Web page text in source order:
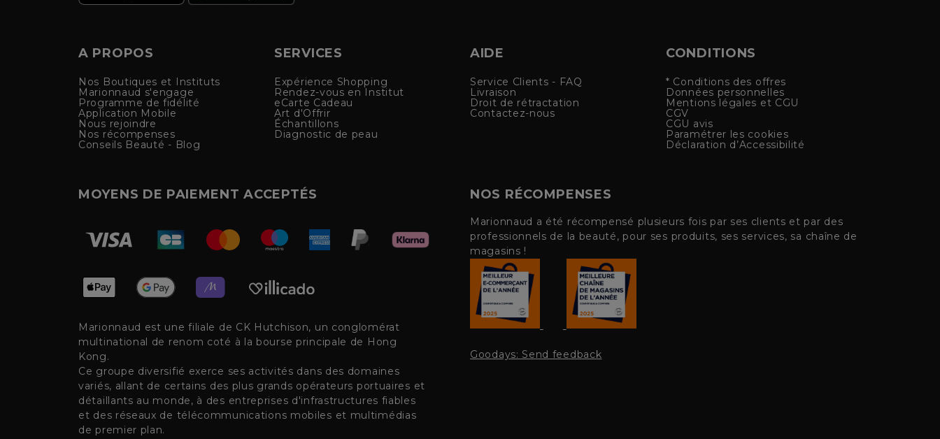
A PROPOS
Nos Boutiques et Instituts
Marionnaud s'engage
Programme de fidélité
Application Mobile
Nous rejoindre
Nos récompenses
Conseils Beauté - Blog
SERVICES
Expérience Shopping
Rendez-vous en Institut
eCarte Cadeau
Art d'Offrir
Échantillons
Diagnostic de peau
AIDE
Service Clients - FAQ
Livraison
Droit de rétractation
Contactez-nous
CONDITIONS
* Conditions des offres
Données personnelles
Mentions légales et CGU
CGV
CGU avis
Paramétrer les cookies
Déclaration d’Accessibilité
MOYENS DE PAIEMENT ACCEPTÉS
Marionnaud est une filiale de CK Hutchison, un conglomérat
multinational de renom coté à la bourse principale de Hong
Kong.
Ce groupe diversifié exerce ses activités dans des domaines
variés, allant de certains des plus grands opérateurs portuaires et
détaillants au monde, à des entreprises d'infrastructures fiables
et des réseaux de télécommunications mobiles et multimédias
de premier plan.
NOS RÉCOMPENSES
Marionnaud a été récompensé plusieurs fois par ses clients et par des
professionnels de la beauté, pour ses produits, ses services, sa chaîne de
magasins !
Goodays: Send feedback